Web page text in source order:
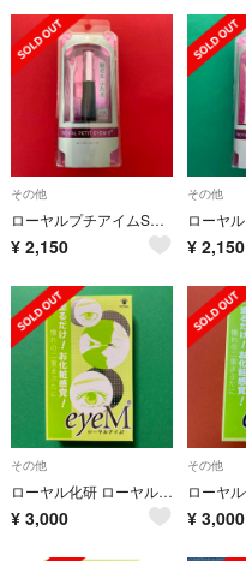
その他
ローヤルプチアイムSプラス 6ml C
¥ 2,150
その他
¥ 2,150
その他
ローヤル化研 ローヤルアイム 8ml v
¥ 3,000
その他
¥ 3,000